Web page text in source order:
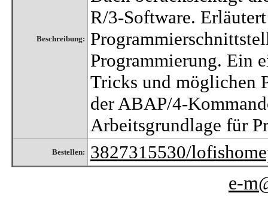
Beschreibung:
R/3-Software.
Programmierung. Ein
Tricks und möglichen
der ABAP/4-
Arbeitsgrundlage für
Bestellen:
3827315530/
e-